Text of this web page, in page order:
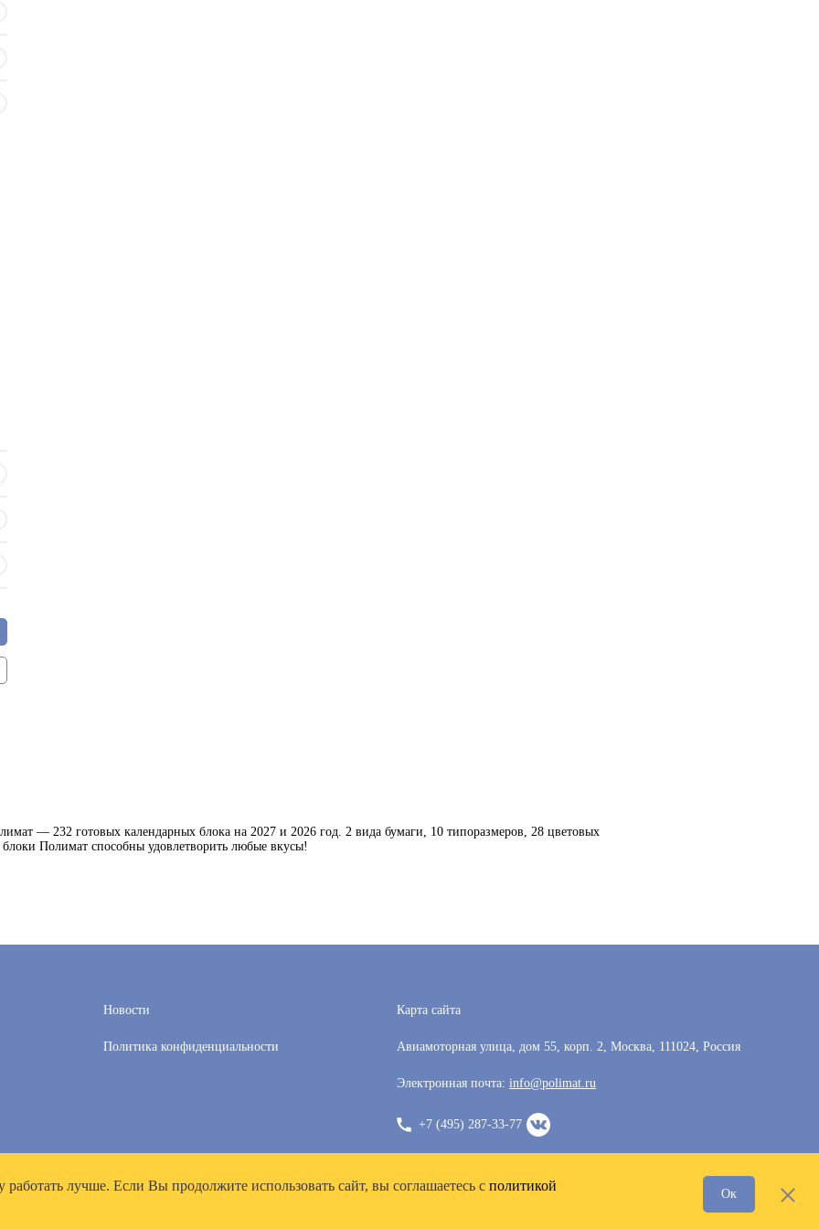
— 232 готовых календарных блока на 2027 и 2026 год. 2 вида бумаги, 10 типоразмеров, 28 цветовых
Полимат способны удовлетворить любые вкусы!
Новости
Политика конфиденциальности
Карта сайта
Авиамоторная улица, дом 55, корп. 2, Москва, 111024, Россия
Электронная почта: info@polimat.ru
+7 (495) 287-33-77
ИНН 7718300356
лучше. Если Вы продолжите использовать сайт, вы соглашаетесь с политикой
Ок